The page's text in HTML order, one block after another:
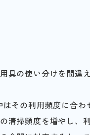
具の使い分けを間違
その利用頻度に合わ
清掃頻度を増やし、